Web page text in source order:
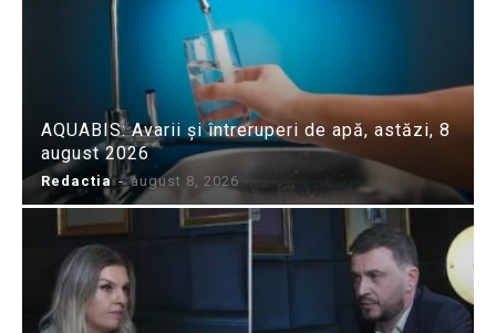
AQUABIS: Avarii și întreruperi de apă, astăzi, 8
august 2026
Redactia - august 8, 2026